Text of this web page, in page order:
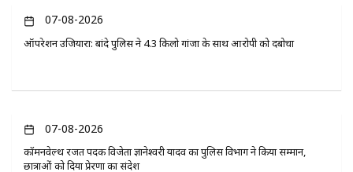
07-08-2026
ऑपरेशन उजियारा: बांदे पुलिस ने 4.3 किलो गांजा के साथ आरोपी को दबोचा
07-08-2026
कॉमनवेल्थ रजत पदक विजेता ज्ञानेश्वरी यादव का पुलिस विभाग ने किया सम्मान,
छात्राओं को दिया प्रेरणा का संदेश